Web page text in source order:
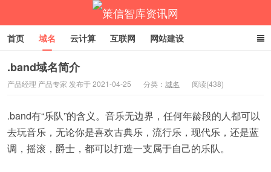
首页 域名 云计算 互联网 网站建设
企业网络营销 商标专利
.band域名简介
产品经理 产品专家 发布于 2021-04-25 分类： 域名 阅读(438)
.band有“乐队”的含义。音乐无边界，任何年龄段的人都可以
去玩音乐，无论你是喜欢古典乐，流行乐，现代乐，还是蓝
调，摇滚，爵士，都可以打造一支属于自己的乐队。